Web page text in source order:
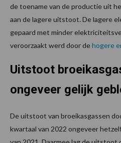
de toename van de productie uit
aan de lagere uitstoot. De lagere
gepaard met minder
veroorzaakt werd door dehogere
Uitstoot
ongeveer gelijk
De uitstoot van broeikasgassen
kwartaal van 2022 ongeveer